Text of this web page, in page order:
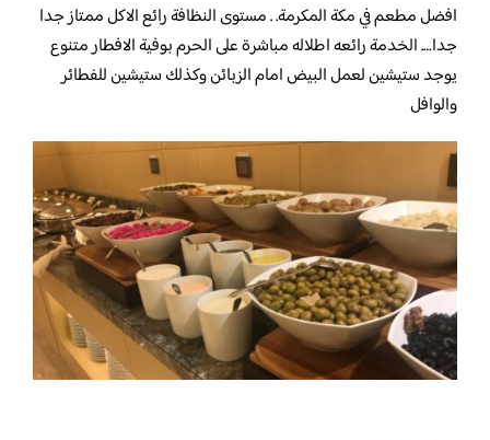
افضل مطعم في مكة المكرمة. . مستوى النظافة رائع الاكل ممتاز جدا
جدا…. الخدمة رائعه اطلاله مباشرة على الحرم بوفية الافطار متنوع
يوجد ستيشين لعمل البيض امام الزبائن وكذلك ستيشين للفطائر
والوافل